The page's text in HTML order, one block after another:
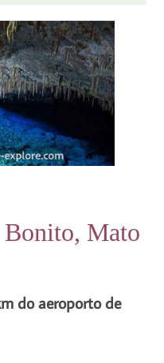
Bonito, Mato
do aeroporto de